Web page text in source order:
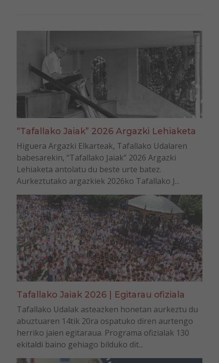
“Tafallako Jaiak” 2026 Argazki Lehiaketa
Higuera Argazki Elkarteak, Tafallako Udalaren
babesarekin, “Tafallako Jaiak” 2026 Argazki
Lehiaketa antolatu du beste urte batez.
Aurkeztutako argazkiek 2026ko Tafallako J...
Tafallako Jaiak 2026 | Egitarau ofiziala
Tafallako Udalak asteazken honetan aurkeztu du
abuztuaren 14tik 20ra ospatuko diren aurtengo
herriko jaien egitaraua. Programa ofizialak 130
ekitaldi baino gehiago bilduko dit...